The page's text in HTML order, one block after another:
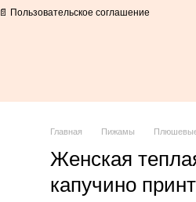
📄 Пользовательское соглашение
Главная Пижамы
Женская
капучино